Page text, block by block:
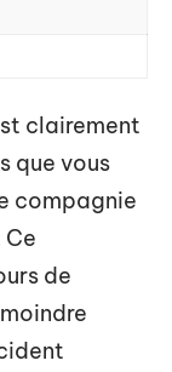
clairement
que vous
compagnie
Ce
de